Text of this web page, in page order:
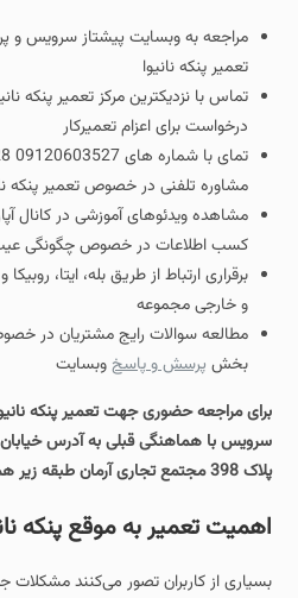
مراجعه به وبسایت پیشتاز سرویس و
تعمیر پنکه نانیوا
تماس با نزدیکترین مرکز تعمیر پنکه
درخواست برای اعزام تعمیرکار
مشاوره تلفنی در خصوص تعمیر پنکه
مشاهده ویدئوهای آموزشی در کانال
کسب اطلاعات در خصوص چگونگی عیب
برقراری ارتباط از طریق بله، ایتا،
و خارجی مجموعه
مطالعه سوالات رایج مشتریان در
بخش پرسش و پاسخوبسایت
برای مراجعه حضوری جهت تعمیر پنکه
سرویس با هماهنگی قبلی به آدرس
پلاک 398 مجتمع تجاری آرمان طبقه زیر همکف واحد 5 مراجعه نمایید.
اهمیت تعمیر به موقع پنکه
بسیاری از کاربران تصور می‌کنند مشکلات